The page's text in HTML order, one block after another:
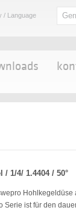
/ Language
/ 1/4/ 1.4404 / 50°
ist für den